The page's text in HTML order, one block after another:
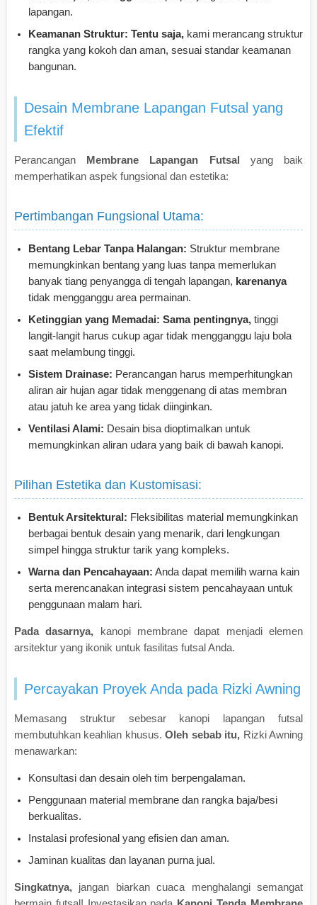
lapangan.
Keamanan Struktur: Tentu saja, kami merancang struktur
rangka yang kokoh dan aman, sesuai standar keamanan
bangunan.
Desain Membrane Lapangan Futsal yang
Efektif
Perancangan Membrane Lapangan Futsal
yang baik
memperhatikan aspek fungsional dan estetika:
Pertimbangan Fungsional Utama:
Bentang Lebar Tanpa Halangan: Struktur membrane
memungkinkan bentang yang luas tanpa memerlukan
banyak tiang penyangga di tengah lapangan, karenanya
tidak mengganggu area permainan.
Ketinggian yang Memadai: Sama pentingnya, tinggi
langit-langit harus cukup agar tidak mengganggu laju bola
saat melambung tinggi.
Sistem Drainase: Perancangan harus memperhitungkan
aliran air hujan agar tidak menggenang di atas membran
atau jatuh ke area yang tidak diinginkan.
Ventilasi Alami: Desain bisa dioptimalkan untuk
memungkinkan aliran udara yang baik di bawah kanopi.
Pilihan Estetika dan Kustomisasi:
Bentuk Arsitektural: Fleksibilitas material memungkinkan
berbagai bentuk desain yang menarik, dari lengkungan
simpel hingga struktur tarik yang kompleks.
Warna dan Pencahayaan: Anda dapat memilih warna kain
serta merencanakan integrasi sistem pencahayaan untuk
penggunaan malam hari.
Pada dasarnya, kanopi membrane dapat menjadi elemen
arsitektur yang ikonik untuk fasilitas futsal Anda.
Percayakan Proyek Anda pada Rizki Awning
Memasang struktur sebesar kanopi lapangan futsal
membutuhkan keahlian khusus.Oleh sebab itu, Rizki Awning
menawarkan:
Konsultasi dan desain oleh tim berpengalaman.
Penggunaan material membrane dan rangka baja/besi
berkualitas.
Instalasi profesional yang efisien dan aman.
Jaminan kualitas dan layanan purna jual.
Singkatnya, jangan biarkan cuaca menghalangi semangat